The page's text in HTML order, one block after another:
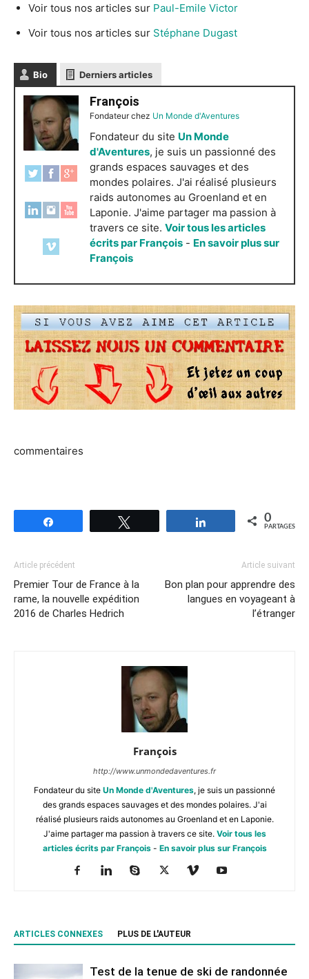
Voir tous nos articles sur Paul-Emile Victor
Voir tous nos articles sur Stéphane Dugast
Bio Derniers articles
François
Fondateurchez Un Monde d'Aventures
Fondateur du site Un Monde
d'Aventures, je suis un passionné des
grands espaces sauvages et des
mondes polaires. J'ai réalisé plusieurs
raids autonomes au Groenland et en
Laponie. J'aime partager ma passion à
travers ce site. Voir tous les articles
écrits par François - En savoir plus sur
François
commentaires
Partagez 0
PARTAGES
Article précédent
Premier Tour de France à la
rame, la nouvelle expédition
2016 de Charles Hedrich
Article suivant
Bon plan pour apprendre des
langues en voyageant à
l’étranger
François
http://www.unmondedaventures.fr
Fondateur du site Un Monde d'Aventures, je suis un passionné
des grands espaces sauvages et des mondes polaires. J'ai
réalisé plusieurs raids autonomes au Groenland et en Laponie.
J'aime partager ma passion à travers ce site. Voir tous les
articles écrits par François- En savoir plus sur François
ARTICLES CONNEXES PLUS DE L'AUTEUR
Test de la tenue de ski de randonnée